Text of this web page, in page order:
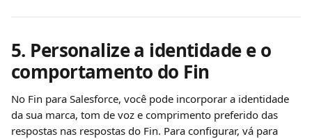
5. Personalize a identidade e o
comportamento do Fin
No Fin para Salesforce, você pode incorporar a identidade
da sua marca, tom de voz e comprimento preferido das
respostas nas respostas do Fin. Para configurar, vá para